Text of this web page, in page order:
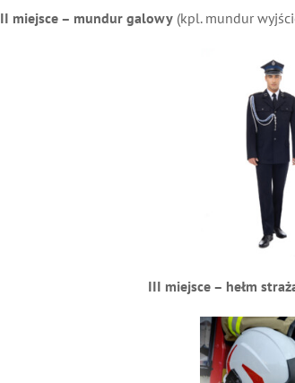
II miejsce – mundur galowy(kpl. mundur
III miejsce – hełm